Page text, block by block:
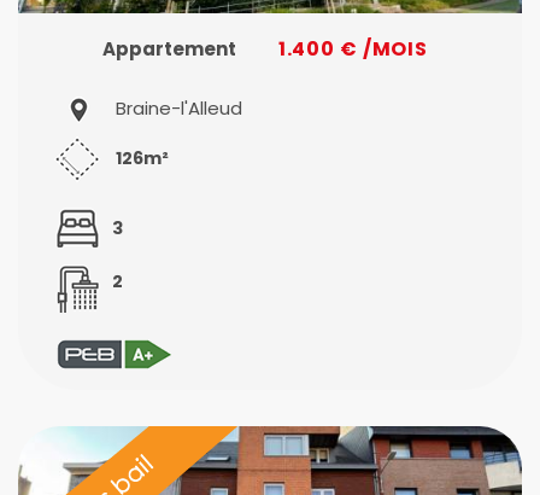
Appartement 1.400 € /MOIS
Braine-l'Alleud
126m²
3
2